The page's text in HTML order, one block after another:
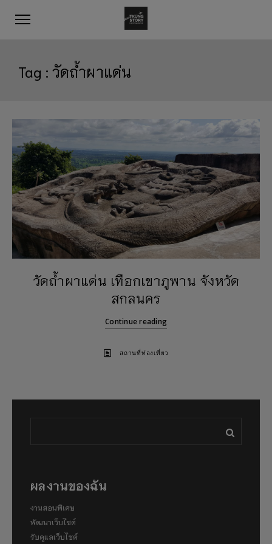
Tag :วัดถ้ำผาแด่น
วัดถ้ำผาแด่น เทือกเขาภูพาน จังหวัด
สกลนคร
Continue reading
สถานที่ท่องเที่ยว
ผลงานของฉัน
งานสอนพิเศษ
พัฒนาเว็บไซต์
รับดูแลเว็บไซต์